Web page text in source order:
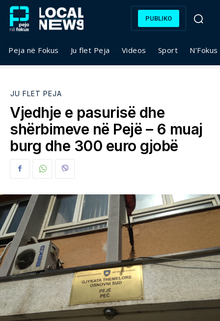
PUBLIKO
Peja në Fokus Ju flet Peja Videos Sport
JU FLET PEJA
Vjedhje e pasurisë dhe
shërbimeve në Pejë – 6 muaj
burg dhe 300 euro gjobë